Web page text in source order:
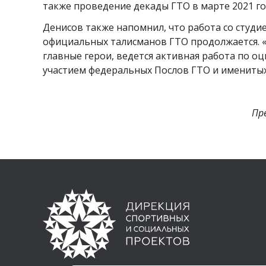
также проведение декады ГТО в марте 2021
Денисов также напомнил, что работа со
официальных талисманов ГТО продолжается.
главные герои, ведется активная работа по
участием федеральных Послов ГТО и